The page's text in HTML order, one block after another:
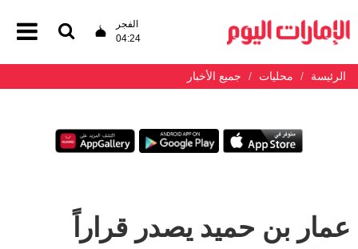
الفجر
04:24
الرئيسة محليات جميع الأخبار
عمار بن حميد يصدر قراراً